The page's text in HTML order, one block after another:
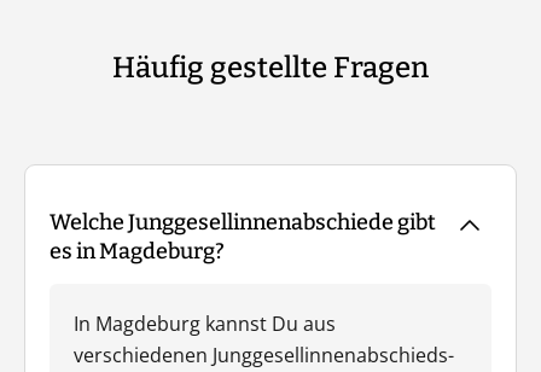
Häufig gestellte Fragen
Welche Junggesellinnenabschiede gibt
es in Magdeburg?
In Magdeburg kannst Du aus
verschiedenen Junggesellinnenabschieds-